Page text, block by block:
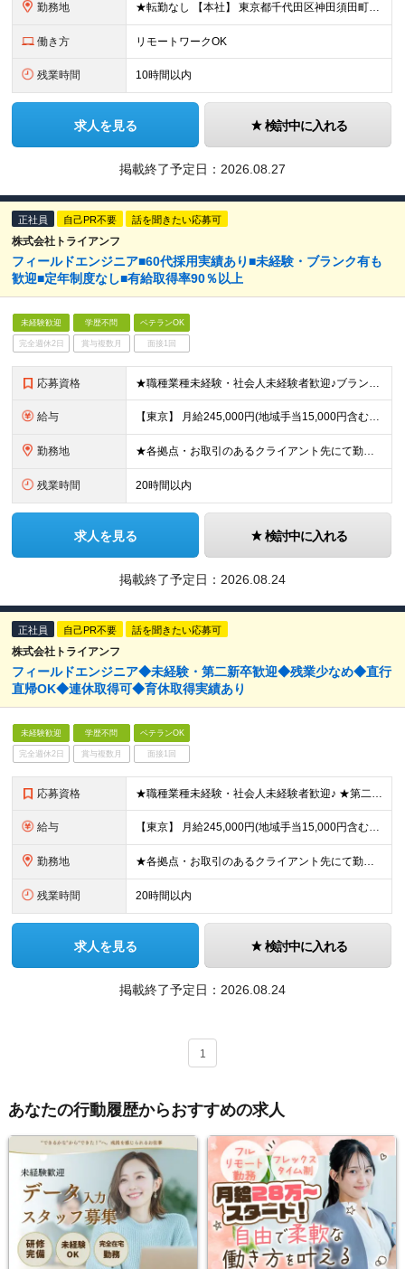
勤務地 ★転勤なし 【本社】 東京都千代田区神田須田町1－26 芝信神田ビル10F ※プロジェクト先は、通勤時間も考慮し相談の上決定しています ※出張は、首都圏の日帰りがメインなど相談が可能です！ ※（変
働き方 リモートワークOK
残業時間 10時間以内
求人を見る 検討中に入れる
掲載終了予定日： 2026.08.27
正社員 自己PR不要 話を聞きたい応募可
株式会社トライアンフ
フィールドエンジニア■60代採用実績あり■未経験・ブランク有も
歓迎■定年制度なし■有給取得率90％以上
未経験歓迎 学歴不問 ベテランOK
完全週休2日 賞与複数月 面接1回
応募資格 ★職種業種未経験・社会人未経験者歓迎♪ブランクありもOK！ ★定年制度なし！40代・50代・60代も活躍◎ ■学歴不問 ■要普免(AT限定可) └現在取得中(教習所に通っている場合)の方も一度ご相
給与 【東京】 月給245,000円(地域手当15,000円含む)+通信手当(5,000円)+諸手当(該当した場合) 【その他の地域】 月給230,000円+通信手当(5,000円)+諸手当(該当した場合)
勤務地 ★各拠点・お取引のあるクライアント先にて勤務いただきます。 ★家賃補助あり※会社都合の引越しが発生した場合 ■拠点 名古屋本社／愛知県名古屋市中区上前津2-14-15 第一住建上前津ビル 6F 東京
残業時間 20時間以内
求人を見る 検討中に入れる
掲載終了予定日： 2026.08.24
正社員 自己PR不要 話を聞きたい応募可
株式会社トライアンフ
フィールドエンジニア◆未経験・第二新卒歓迎◆残業少なめ◆直行
直帰OK◆連休取得可◆育休取得実績あり
未経験歓迎 学歴不問 ベテランOK
完全週休2日 賞与複数月 面接1回
応募資格 ★職種業種未経験・社会人未経験者歓迎♪ ★第二新卒やブランクありもOK！ ■学歴不問 ■要普免(AT限定可) └現在取得中(教習所に通っている場合)の方も一度ご相談ください ☆IT知識やスキルは
給与 【東京】 月給245,000円(地域手当15,000円含む)+通信手当(5,000円)+諸手当(該当した場合) 【その他の地域】 月給230,000円+通信手当(5,000円)+諸手当(該当した場合)
勤務地 ★各拠点・お取引のあるクライアント先にて勤務いただきます ★家賃補助あり※会社都合の引越しが発生した場合 ■拠点 名古屋本社／愛知県名古屋市中区上前津2-14-15 第一住建上前津ビル 6F 東京オ
残業時間 20時間以内
求人を見る 検討中に入れる
掲載終了予定日： 2026.08.24
1
あなたの行動履歴からおすすめの求人